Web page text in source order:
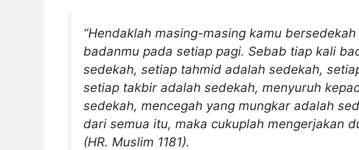
“Hendaklah masing-masing kamu
badanmu pada setiap pagi. Sebab tiap kali
sedekah, setiap tahmid adalah sedekah,
setiap takbir adalah sedekah, menyuruh
sedekah, mencegah yang mungkar adalah
dari semua itu, maka cukuplah mengerjakan
(HR. Muslim 1181).